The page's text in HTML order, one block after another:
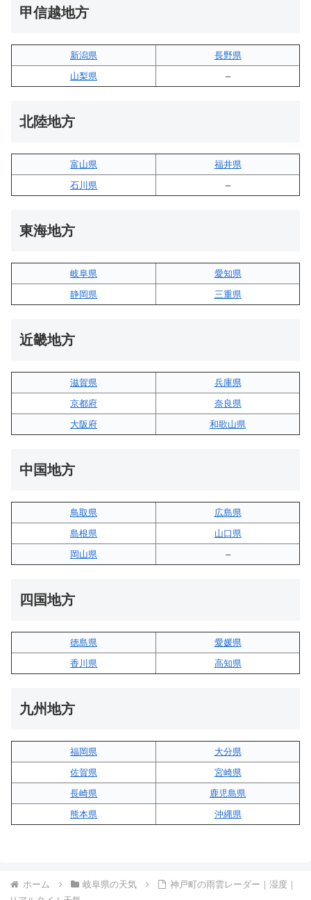
甲信越地方
新潟県
長野県
山梨県
–
北陸地方
富山県
福井県
石川県
–
東海地方
岐阜県
愛知県
静岡県
三重県
近畿地方
滋賀県
兵庫県
京都府
奈良県
大阪府
和歌山県
中国地方
鳥取県
広島県
島根県
山口県
岡山県
–
四国地方
徳島県
愛媛県
香川県
高知県
九州地方
福岡県
大分県
佐賀県
宮崎県
長崎県
鹿児島県
熊本県
沖縄県
ホーム 岐阜県の天気
神戸町の雨雲レーダー｜湿度｜